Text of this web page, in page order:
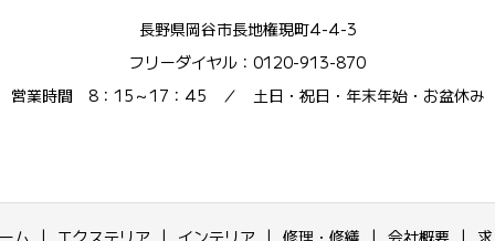
長野県岡谷市長地権現町4-4-3
フリーダイヤル：0120-913-870
営業時間 8：15～17：45 ／ 土日・祝日・年末年始・お盆休み
ム エクステリア インテリア 修理・修繕 会社概要